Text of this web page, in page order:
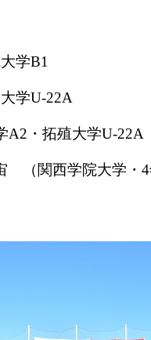
学B1
学U-22A
A2・拓殖大学U-22A
（関西学院大学・4